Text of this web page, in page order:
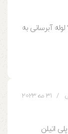
آبرسانی به
31 مه 2023
اتیلن